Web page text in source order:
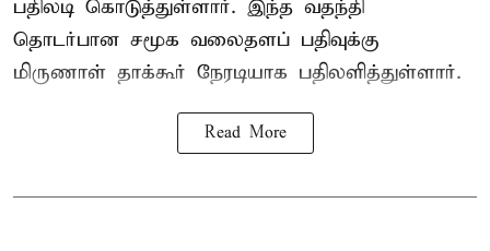
பதிலடி கொடுத்துள்ளார். இந்த வதந்தி
தொடர்பான சமூக வலைதளப் பதிவுக்கு
மிருணாள் தாக்கூர் நேரடியாக பதிலளித்துள்ளார்.
Read More